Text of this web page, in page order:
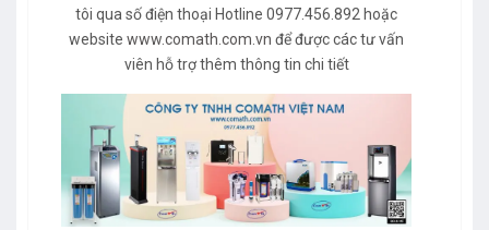
tôi qua số điện thoại Hotline 0977.456.892 hoặc
website www.comath.com.vn để được các tư vấn
viên hỗ trợ thêm thông tin chi tiết